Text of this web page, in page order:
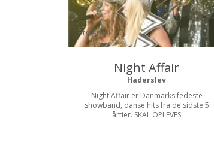
ProArtist
Night Affair
Haderslev
Night Affair er Danmarks fedeste
showband, danse hits fra de sidste 5
årtier. SKAL OPLEVES